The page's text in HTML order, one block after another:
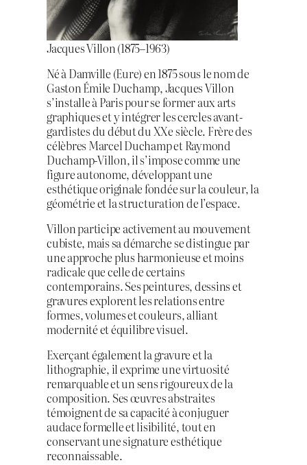
Jacques Villon (1875–1963)
Né à Damville (Eure) en 1875 sous le nom de
Gaston Émile Duchamp, Jacques Villon
s’installe à Paris pour se former aux arts
graphiques et y intégrer les cercles avant-
gardistes du début du XXe siècle. Frère des
célèbres Marcel Duchamp et Raymond
Duchamp-Villon, il s’impose comme une
figure autonome, développant une
esthétique originale fondée sur la couleur, la
géométrie et la structuration de l’espace.
Villon participe activement au mouvement
cubiste, mais sa démarche se distingue par
une approche plus harmonieuse et moins
radicale que celle de certains
contemporains. Ses peintures, dessins et
gravures explorent les relations entre
formes, volumes et couleurs, alliant
modernité et équilibre visuel.
Exerçant également la gravure et la
lithographie, il exprime une virtuosité
remarquable et un sens rigoureux de la
composition. Ses œuvres abstraites
témoignent de sa capacité à conjuguer
audace formelle et lisibilité, tout en
conservant une signature esthétique
reconnaissable.